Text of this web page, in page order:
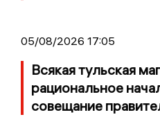
05/08/2026 17:05
Всякая тульская
рациональное
совещание